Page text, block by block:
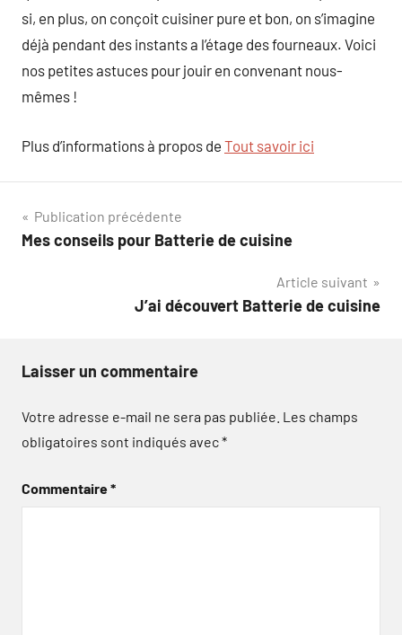
si, en plus, on conçoit cuisiner pure et bon, on s’imagine
déjà pendant des instants a l’étage des fourneaux. Voici
nos petites astuces pour jouir en convenant nous-
mêmes !
Plus d’informations à propos de Tout savoir ici
Navigation
de
Publication précédente
Mes conseils pour Batterie de cuisine
Article suivant
J’ai découvert Batterie de cuisine
Laisser un commentaire
Votre adresse e-mail ne sera pas publiée. Les champs
obligatoires sont indiqués avec*
Commentaire*